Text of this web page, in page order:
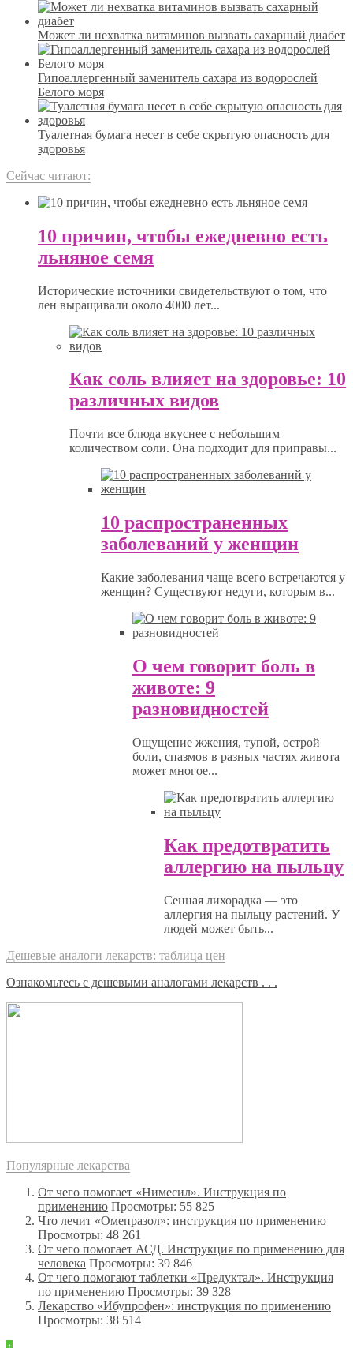
Может ли нехватка витаминов вызвать сахарный диабет
Гипоаллергенный заменитель сахара из водорослей
Белого моря
Туалетная бумага несет в себе скрытую опасность для
здоровья
Сейчас читают:
10 причин, чтобы ежедневно есть
льняное семя
Исторические источники свидетельствуют о том, что
лен выращивали около 4000 лет...
Как соль влияет на здоровье: 10
различных видов
Почти все блюда вкуснее с небольшим
количеством соли. Она подходит для приправы...
10 распространенных
заболеваний у женщин
Какие заболевания чаще всего встречаются у
женщин? Существуют недуги, которым в...
О чем говорит боль в
животе: 9
разновидностей
Ощущение жжения, тупой, острой
боли, спазмов в разных частях живота
может многое...
Как предотвратить
аллергию на пыльцу
Сенная лихорадка — это
аллергия на пыльцу растений. У
людей может быть...
Дешевые аналоги лекарств: таблица цен
Ознакомьтесь с дешевыми аналогами лекарств . . .
Популярные лекарства
От чего помогает «Нимесил». Инструкция по
применению Просмотры: 55 825
Что лечит «Омепразол»: инструкция по применению
Просмотры: 48 261
От чего помогает АСД. Инструкция по применению для
человека Просмотры: 39 846
От чего помогают таблетки «Предуктал». Инструкция
по применению Просмотры: 39 328
Лекарство «Ибупрофен»: инструкция по применению
Просмотры: 38 514